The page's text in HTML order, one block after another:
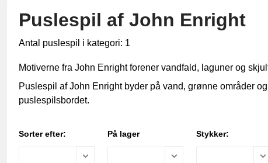
Puslespil af John Enright
Antal puslespil i kategori: 1
Motiverne fra John Enright forener vandfald, laguner og
Puslespil af John Enright byder på vand, grønne områder
puslespilsbordet.
Sorter efter: På lager Stykker: